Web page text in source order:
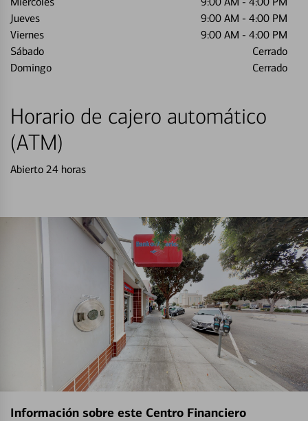
Jueves
9:00 AM - 4:00 PM
Viernes
9:00 AM - 4:00 PM
Sábado
Cerrado
Domingo
Cerrado
Horario de cajero automático
(ATM)
Abierto 24 horas
Información sobre este Centro Financiero